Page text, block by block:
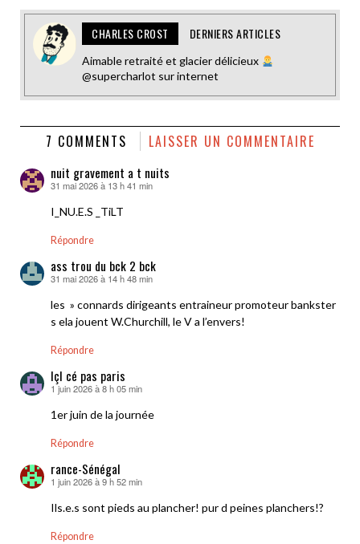
CHARLES CROST DERNIERS ARTICLES
Aimable retraité et glacier délicieux
@supercharlot sur internet
7 COMMENTS LAISSER UN COMMENTAIRE
nuit gravement a t nuits
dit :
31 mai 2026 à 13 h 41 min
I_NU.E.S _TiLT
Répondre
ass trou du bck 2 bck
dit :
31 mai 2026 à 14 h 48 min
les » connards dirigeants entraineur promoteur bankster
s ela jouent W.Churchill, le V a l’envers!
Répondre
IçI cé pas paris
dit :
1 juin 2026 à 8 h 05 min
1er juin de la journée
Répondre
rance-Sénégal
dit :
1 juin 2026 à 9 h 52 min
Ils.e.s sont pieds au plancher! pur d peines planchers!?
Répondre